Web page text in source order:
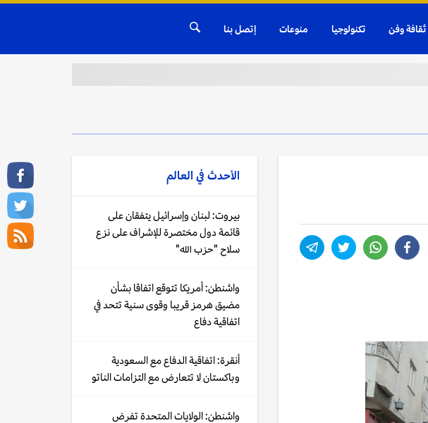
ثقافة وفن تكنولوجيا منوعات إتصل بنا
الأحدث في العالم
بيروت: لبنان وإسرائيل يتفقان على
قائمة دول مختصرة للإشراف على نزع
سلاح "حزب الله"
واشنطن: أمريكا تتوقع اتفاقا بشأن
مضيق هرمز قريبا وقوى سنية تتحد في
اتفاقية دفاع
أنقرة: اتفاقية الدفاع مع السعودية
وباكستان لا تتعارض مع التزامات الناتو
واشنطن: الولايات المتحدة تفرض